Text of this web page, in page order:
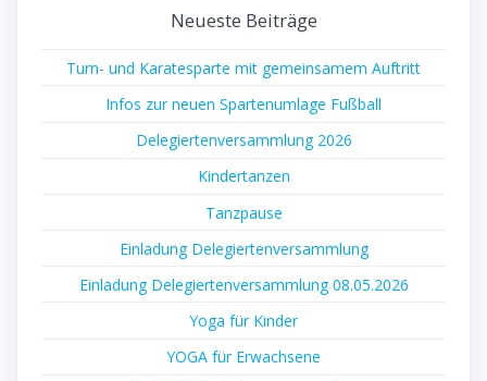
Neu­es­te Beiträge
Turn- und Kara­te­spar­te mit gemein­sa­mem Auftritt
Infos zur neu­en Spar­ten­um­la­ge Fußball
Dele­gier­ten­ver­samm­lung 2026
Kin­der­tan­zen
Tanz­pau­se
Ein­la­dung Delegiertenversammlung
Ein­la­dung Dele­gier­ten­ver­samm­lung 08.05.2026
Yoga für Kinder
YOGA für Erwachsene